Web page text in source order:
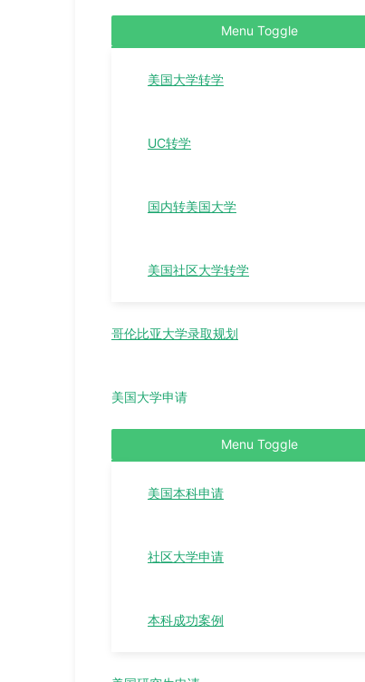
Menu Toggle
美国大学转学
UC转学
国内转美国大学
美国社区大学转学
哥伦比亚大学录取规划
美国大学申请
Menu Toggle
美国本科申请
社区大学申请
本科成功案例